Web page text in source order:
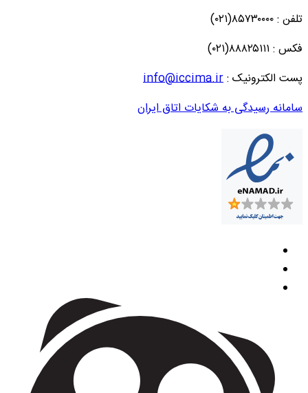
تلفن : ۸۵۷۳۰۰۰۰(۰۲۱)
فکس : ۸۸۸۲۵۱۱۱(۰۲۱)
پست الکترونیک :info@iccima.ir
سامانه رسیدگی به شکایات اتاق ایران